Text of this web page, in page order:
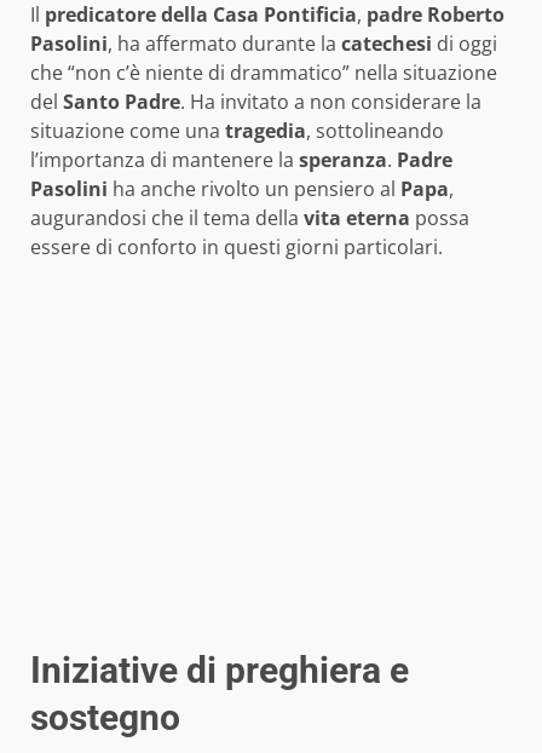
Il predicatore della Casa Pontificia, padre Roberto
Pasolini, ha affermato durante la catechesi di oggi
che “non c’è niente di drammatico” nella situazione
del Santo Padre. Ha invitato a non considerare la
situazione come una tragedia, sottolineando
l’importanza di mantenere la speranza. Padre
Pasolini ha anche rivolto un pensiero al Papa,
augurandosi che il tema della vita eterna possa
essere di conforto in questi giorni particolari.
Iniziative di preghiera e
sostegno